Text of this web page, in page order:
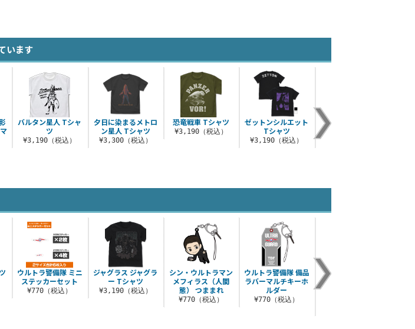
います
バルタン星人 Tシャ
ツ
¥3,190（税込）
夕日に染まるメトロ
ン星人 Tシャツ
¥3,300（税込）
恐竜戦車 Tシャツ
¥3,190（税込）
ゼットンシルエット
Tシャツ
¥3,190（税込）
ウルトラ警備隊 ドラ
ウルトラ警備隊 ミニ
ステッカーセット
¥770（税込）
ジャグラス ジャグラ
ー Tシャツ
¥3,190（税込）
シン・ウルトラマン
メフィラス（人間
態） つままれ
¥770（税込）
ウルトラ警備隊 備品
ラバーマルチキーホ
ルダー
¥770（税込）
★限定★光の国ミュ
ージアム ウルトラマ
ンゼロ アクリルマル